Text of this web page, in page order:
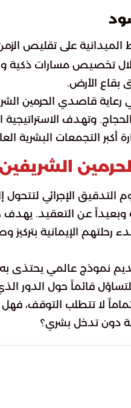
الميدانية على تقليص
تخصيص مسارات ذكية
بقاع الأرض.
قاصدي الحرمين
وتهدف
أكبر التجمعات البشرية
الشريفين
التدقيق الإجرائي
وبعيداً عن التعقيد.
الإيمانية
نموذج عالمي يحتذى به
التساؤل قائماً حول الدور
لا تتطلب التوقف،
دون تدخل بشري؟